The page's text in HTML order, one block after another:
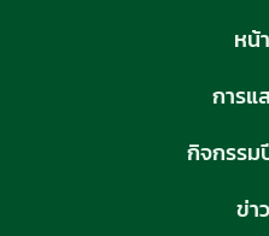
หน้
การ
กิจกรร
ข่า